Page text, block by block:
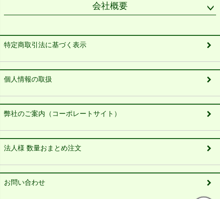
会社概要
特定商取引法に基づく表示
個人情報の取扱
弊社のご案内（コーポレートサイト）
法人様 数量おまとめ注文
お問い合わせ